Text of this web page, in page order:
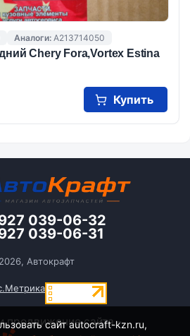
Аналоги: A213714050
Chery Fora,Vortex Estina
Купить
039-06-32
039-06-31
Автокрафт
продвижение сайта -
сайт autocraft-kzn.ru,